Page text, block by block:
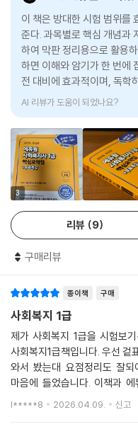
전 영역의 핵심이론을 다시 한
한눈에 파악할 수 있습니다.
하여 언제 어디서든 공부가 가
6) 과년도 기출문제+해설 1회
전체 문제를 풀어보는 실전 감
니라 상세한 해설까지 제공하여
7) D-30 학습플래너
에듀윌이 제시하는 30일 학습
[합격을 위한 특별 제공 혜택]
- 무료특강 25강 제공: 입문
개년 기출족보특강(8강)
〉 이용 경로: 에듀윌 도서몰 〉
- 최빈출 핵심 이론만 수록한 〈빈
- 실전 감각도 챙기는 과년도
〉 이용 경로: 에듀윌 도서몰 〉 도
색
- D-30 학습플래너
〉 이용 경로: 교재 내 수록
이 책은 방대한 시험 범위를
준다. 과목별로 핵심 개념과
하여 막판 정리용으로 활용
하면 이해와 암기가 한 번에
전 대비에 효과적이며, 독학
AI 리뷰가 도움이 되었나요?
3
리뷰 9
구매리뷰
종이책 구매
사회복지 1급
제가 사회복지 1급을 시험보
사회복지1급책입니다. 우선 겉
와서 봤는대 요점정리도 잘되
마음에 들었습니다. 이책과
이면 충분히 공부될거같습니
l*****8 2026.04.09. 신고